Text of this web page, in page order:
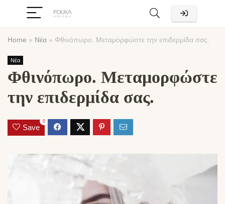
Home » Νέα » Φθινόπωρο. Μεταμορφώστε την επιδερμίδα σας.
Νέα
Φθινόπωρο. Μεταμορφώστε
την επιδερμίδα σας.
Save
0